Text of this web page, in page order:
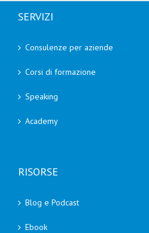
SERVIZI
Consulenze per aziende
Corsi di formazione
Speaking
Academy
RISORSE
Blog e Podcast
Ebook